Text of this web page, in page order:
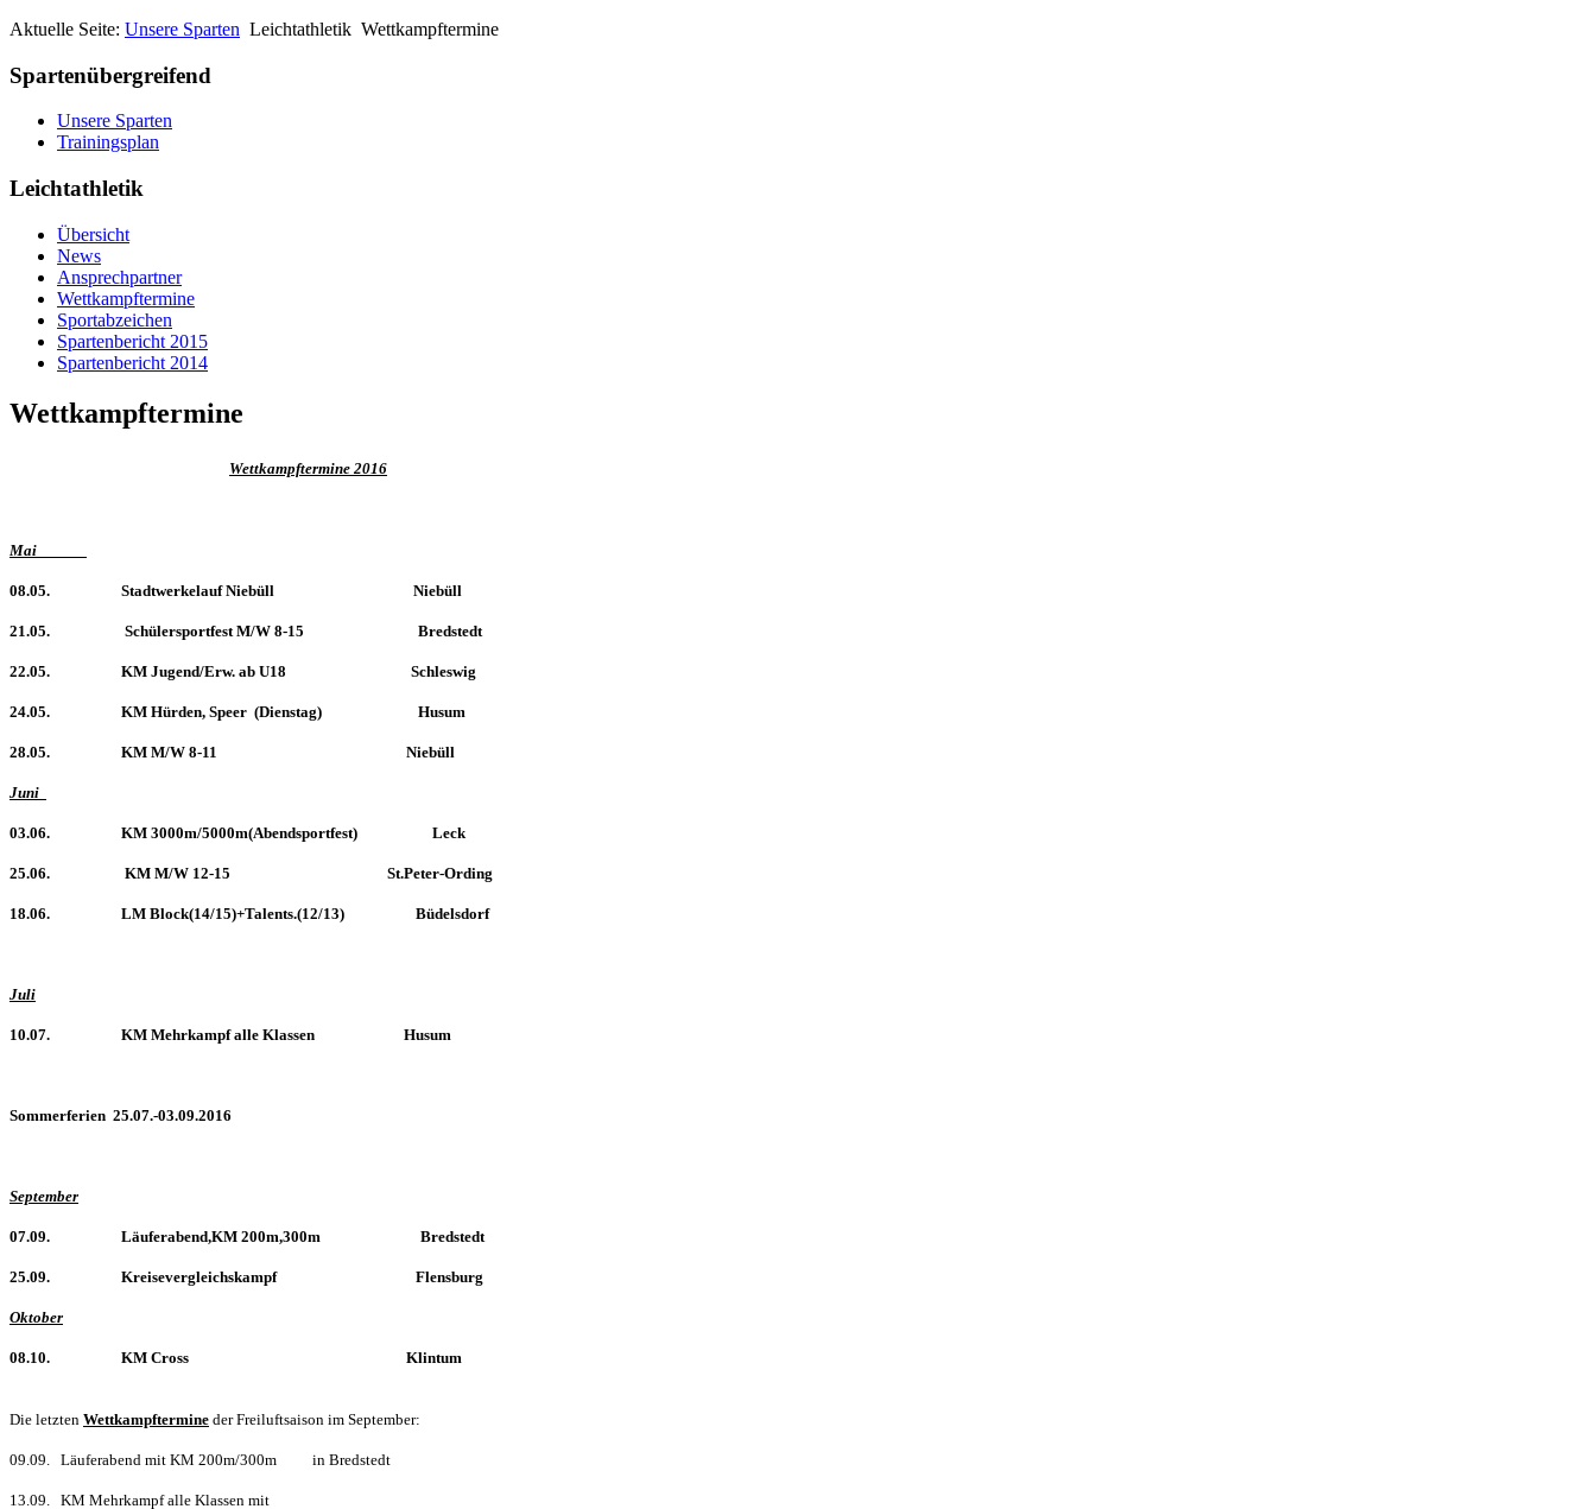
Aktuelle Seite: Unsere Sparten Leichtathletik Wettkampftermine
Spartenübergreifend
Unsere Sparten
Trainingsplan
Leichtathletik
Übersicht
News
Ansprechpartner
Wettkampftermine
Sportabzeichen
Spartenbericht 2015
Spartenbericht 2014
Wettkampftermine
Wettkampftermine 2016
Mai
08.05. Stadtwerkelauf Niebüll Niebüll
21.05. Schülersportfest M/W 8-15 Bredstedt
22.05. KM Jugend/Erw. ab U18 Schleswig
24.05. KM Hürden, Speer (Dienstag) Husum
28.05. KM M/W 8-11 Niebüll
Juni
03.06. KM 3000m/5000m(Abendsportfest) Leck
25.06. KM M/W 12-15 St.Peter-Ording
18.06. LM Block(14/15)+Talents.(12/13) Büdelsdorf
Juli
10.07. KM Mehrkampf alle Klassen Husum
Sommerferien 25.07.-03.09.2016
September
07.09. Läuferabend,KM 200m,300m Bredstedt
25.09. Kreisevergleichskampf Flensburg
Oktober
08.10. KM Cross Klintum
Die letzten Wettkampftermine der Freiluftsaison im September:
09.09. Läuferabend mit KM 200m/300m in Bredstedt
13.09. KM Mehrkampf alle Klassen mit